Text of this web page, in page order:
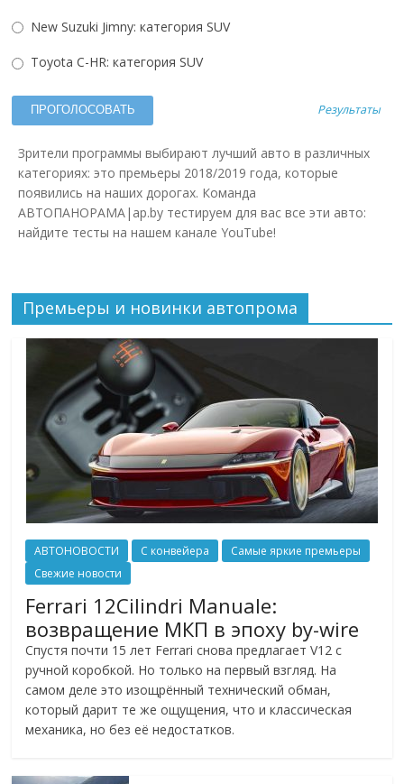
New Suzuki Jimny: категория SUV
Toyota C-HR: категория SUV
Результаты
Зрители программы выбирают лучший авто в различных
категориях: это премьеры 2018/2019 года, которые
появились на наших дорогах. Команда
АВТОПАНОРАМА|ap.by тестируем для вас все эти авто:
найдите тесты на нашем канале YouTube!
Премьеры и новинки автопрома
АВТОНОВОСТИ С конвейера
Самые яркие премьеры
Свежие новости
Ferrari 12Cilindri Manuale:
возвращение МКП в эпоху by-wire
Спустя почти 15 лет Ferrari снова предлагает V12 с
ручной коробкой. Но только на первый взгляд. На
самом деле это изощрённый технический обман,
который дарит те же ощущения, что и классическая
механика, но без её недостатков.